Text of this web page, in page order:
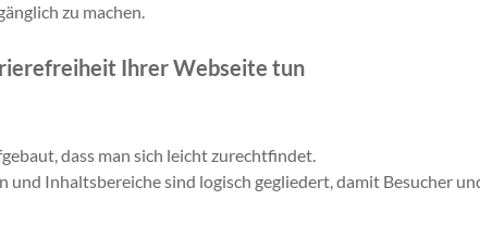
zu machen.
Ihrer Webseite tun
dass man sich leicht zurechtfindet.
Inhaltsbereiche sind logisch gegliedert, damit Besucher